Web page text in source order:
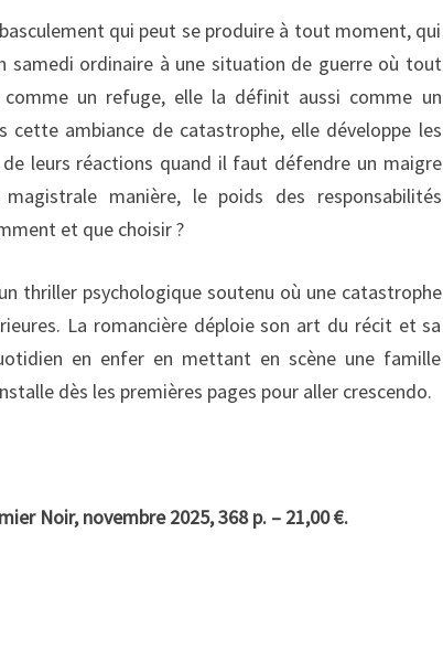
qui peut se produire à tout moment, qui
samedi ordinaire à une situation de guerre où tout
un refuge, elle la définit aussi comme un
cette ambiance de catastrophe, elle développe les
leurs réactions quand il faut défendre un maigre
manière, le poids des responsabilités
et que choisir ?
thriller psychologique soutenu où une catastrophe
La romancière déploie son art du récit et sa
en enfer en mettant en scène une famille
dès les premières pages pour aller crescendo.
Noir, novembre 2025, 368 p. – 21,00 €.